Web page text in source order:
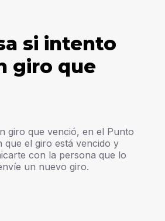
si intento
giro que
giro que venció, en el Punto
que el giro está vencido y
con la persona que lo
un nuevo giro.